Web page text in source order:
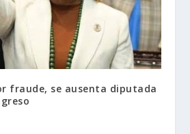
fraude, se ausenta diputada